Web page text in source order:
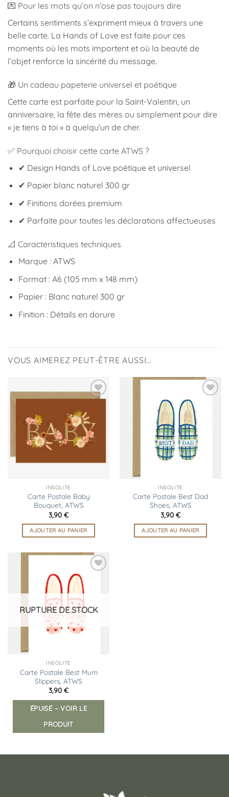
💌 Pour les mots qu’on n’ose pas toujours dire
Certains sentiments s’expriment mieux à travers une
belle carte. La Hands of Love est faite pour ces
moments où les mots importent et où la beauté de
l’objet renforce la sincérité du message.
🎁 Un cadeau papeterie universel et poétique
Cette carte est parfaite pour la Saint-Valentin, un
anniversaire, la fête des mères ou simplement pour dire
« je tiens à toi » à quelqu’un de cher.
✅ Pourquoi choisir cette carte ATWS ?
✔ Design Hands of Love poétique et universel
✔ Papier blanc naturel 300 gr
✔ Finitions dorées premium
✔ Parfaite pour toutes les déclarations affectueuses
📐 Caractéristiques techniques
Marque : ATWS
Format : A6 (105 mm x 148 mm)
Papier : Blanc naturel 300 gr
Finition : Détails en dorure
VOUS AIMEREZ PEUT-ÊTRE AUSSI…
liste
d’envies
INSOLITE
Carte Postale Baby
Bouquet, ATWS
3,90 €
AJOUTER AU PANIER
d’envies
INSOLITE
Carte Postale Best Dad
Shoes, ATWS
3,90 €
AJOUTER AU PANIER
d’envies
RUPTURE DE STOCK
INSOLITE
Carte Postale Best Mum
Slippers, ATWS
3,90 €
ÉPUISÉ – VOIR LE
PRODUIT